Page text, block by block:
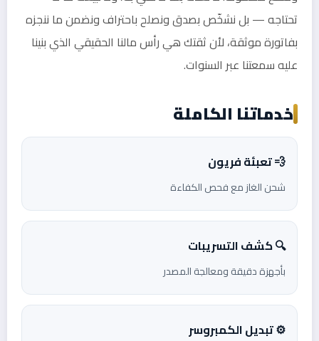
تحتاجه — بل نشخّص بصدق ونصلح باحتراف ونضمن ما ننجزه
بفاتورة موثقة، لأن ثقتك هي رأس مالنا الحقيقي الذي بنينا
عليه سمعتنا عبر السنوات.
خدماتنا الكاملة
💨 تعبئة فريون
شحن الغاز مع فحص الكفاءة
🔍 كشف التسريبات
بأجهزة دقيقة ومعالجة المصدر
⚙️ تبديل الكمبروسر